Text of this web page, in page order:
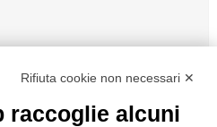
Rifiuta cookie non necessari ✕
raccoglie alcuni